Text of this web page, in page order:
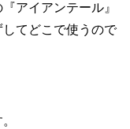
アイアンテール』
てどこで使うので